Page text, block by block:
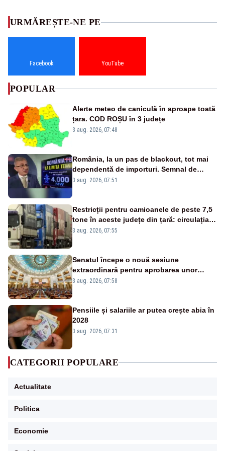
URMĂREȘTE-NE PE
Facebook YouTube
POPULAR
Alerte meteo de caniculă în aproape toată
țara. COD ROȘU în 3 județe
3 aug. 2026, 07:48
România, la un pas de blackout, tot mai
dependentă de importuri. Semnal de
alarmă tras de un expert în energie
3 aug. 2026, 07:51
Restricții pentru camioanele de peste 7,5
tone în aceste județe din țară: circulația
este interzisă luni, între orele 12:00 și
3 aug. 2026, 07:55
Senatul începe o nouă sesiune
extraordinară pentru aprobarea unor
jaloane din PNRR
3 aug. 2026, 07:58
Pensiile și salariile ar putea crește abia în
2028
3 aug. 2026, 07:31
CATEGORII POPULARE
Actualitate
Politica
Economie